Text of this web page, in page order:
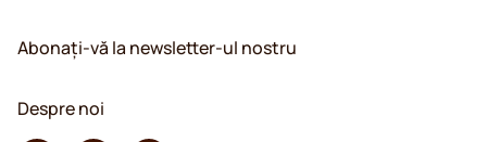
Abonați-vă la newsletter-ul nostru
Despre noi